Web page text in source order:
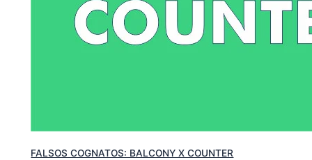
FALSOS COGNATOS: BALCONY X COUNTER